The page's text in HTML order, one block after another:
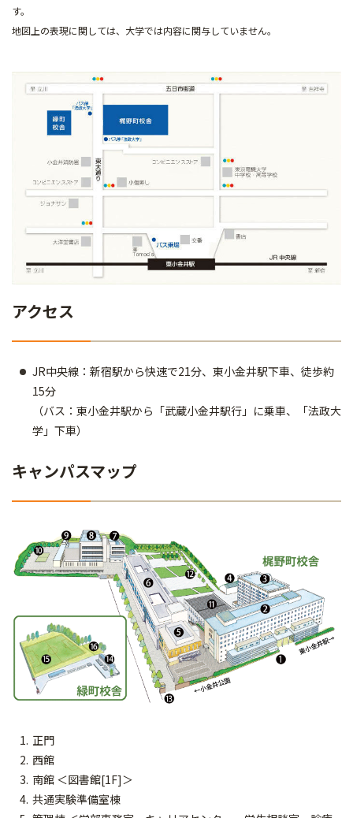
す。
地図上の表現に関しては、大学では内容に関与していません。
アクセス
JR中央線：新宿駅から快速で21分、東小金井駅下車、徒歩約
15分
（バス：東小金井駅から「武蔵小金井駅行」に乗車、「法政大
学」下車）
キャンパスマップ
正門
西館
南館 ＜図書館[1F]＞
共通実験準備室棟